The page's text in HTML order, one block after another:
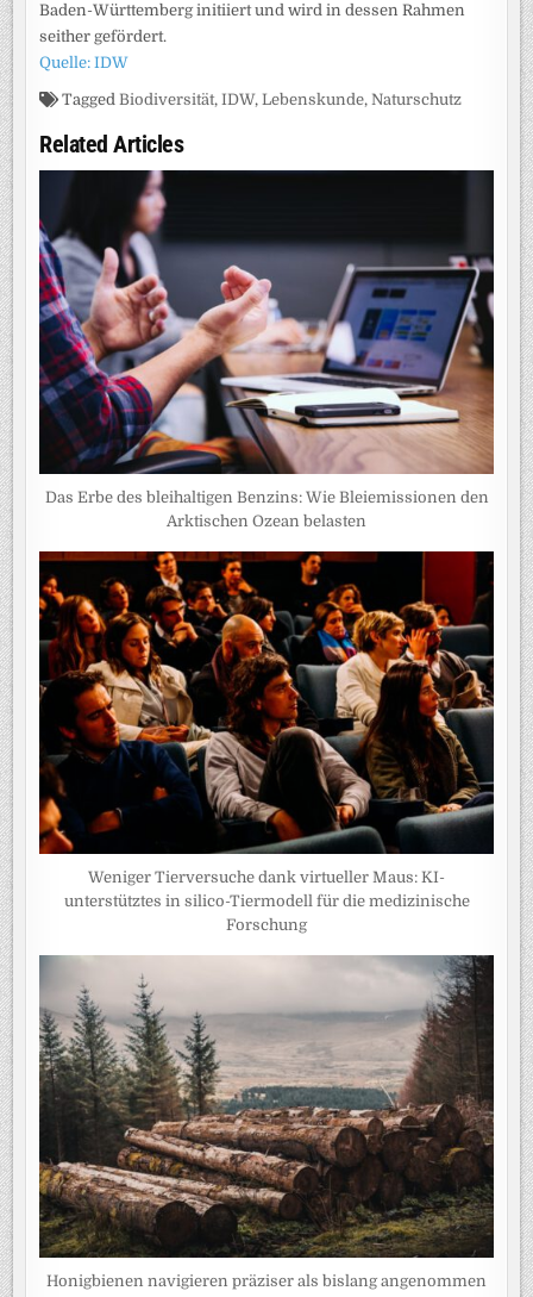
Baden-Württemberg initiiert und wird in dessen Rahmen
seither gefördert.
Quelle: IDW
TaggedBiodiversität,IDW,Lebenskunde,Naturschutz
Related Articles
Das Erbe des bleihaltigen Benzins: Wie Bleiemissionen den
Arktischen Ozean belasten
Weniger Tierversuche dank virtueller Maus: KI-
unterstütztes in silico-Tiermodell für die medizinische
Forschung
Honigbienen navigieren präziser als bislang angenommen